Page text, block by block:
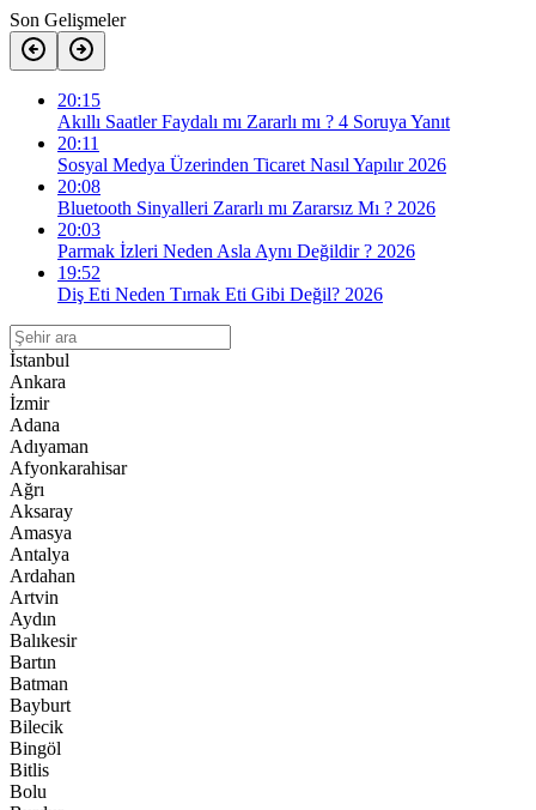
Son Gelişmeler
20:15
Akıllı Saatler Faydalı mı Zararlı mı ? 4 Soruya Yanıt
20:11
Sosyal Medya Üzerinden Ticaret Nasıl Yapılır 2026
20:08
Bluetooth Sinyalleri Zararlı mı Zararsız Mı ? 2026
20:03
Parmak İzleri Neden Asla Aynı Değildir ? 2026
19:52
Diş Eti Neden Tırnak Eti Gibi Değil? 2026
İstanbul
Ankara
İzmir
Adana
Adıyaman
Afyonkarahisar
Ağrı
Aksaray
Amasya
Antalya
Ardahan
Artvin
Aydın
Balıkesir
Bartın
Batman
Bayburt
Bilecik
Bingöl
Bitlis
Bolu